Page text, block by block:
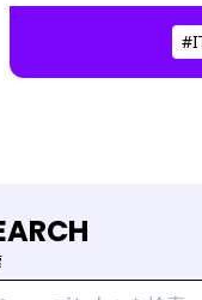
ること」を自らに
して今、自身の経
する人」を一人で